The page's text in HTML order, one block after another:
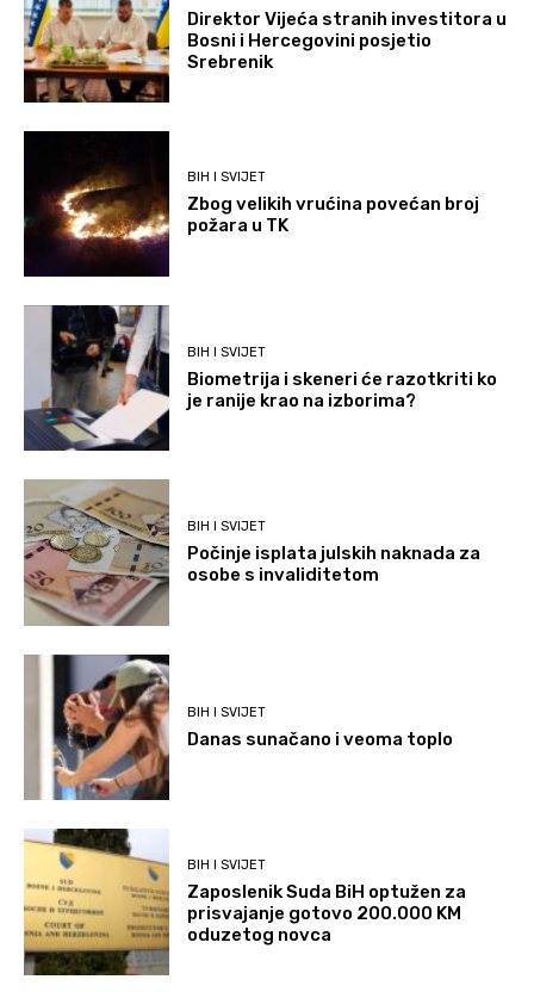
Direktor Vijeća stranih investitora u
Bosni i Hercegovini posjetio
Srebrenik
BIH I SVIJET
Zbog velikih vrućina povećan broj
požara u TK
BIH I SVIJET
Biometrija i skeneri će razotkriti ko
je ranije krao na izborima?
BIH I SVIJET
Počinje isplata julskih naknada za
osobe s invaliditetom
BIH I SVIJET
Danas sunačano i veoma toplo
BIH I SVIJET
Zaposlenik Suda BiH optužen za
prisvajanje gotovo 200.000 KM
oduzetog novca